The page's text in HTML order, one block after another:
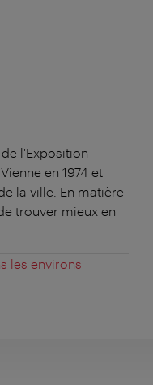
l'Exposition
en 1974 et
la ville. En matière
trouver mieux en
les environs